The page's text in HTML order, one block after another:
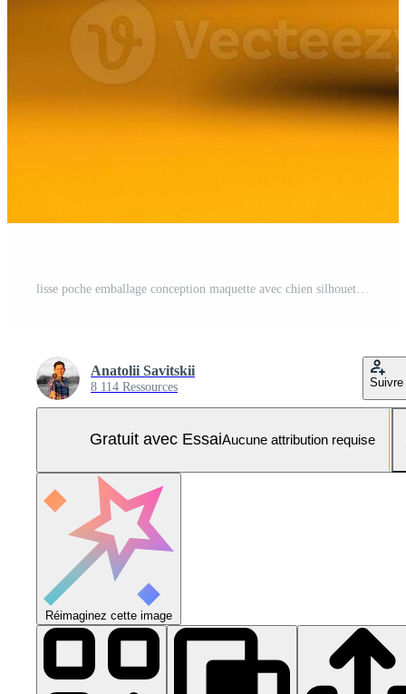
Anatolii Savitskii
8 114 Ressources Suivre
Gratuit avec EssaiAucune attribution requise
Réimaginez cette image